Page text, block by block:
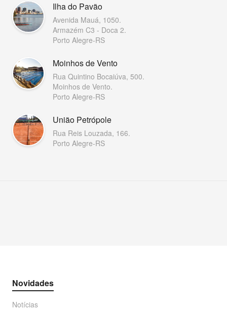
Ilha do Pavão
Avenida Mauá, 1050.
Armazém C3 - Doca 2.
Porto Alegre-RS
Moinhos de Vento
Rua Quintino Bocaiúva, 500.
Moinhos de Vento.
Porto Alegre-RS
União Petrópole
Rua Reis Louzada, 166.
Porto Alegre-RS
Novidades
Notícias